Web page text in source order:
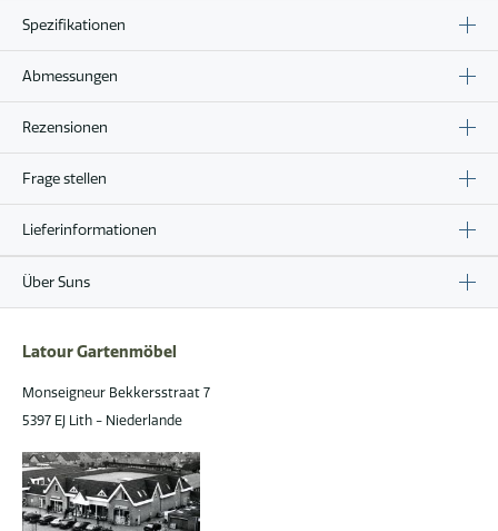
Spezifikationen
Abmessungen
Rezensionen
Frage stellen
Lieferinformationen
Über Suns
Latour Gartenmöbel
Monseigneur Bekkersstraat 7
5397 EJ Lith - Niederlande